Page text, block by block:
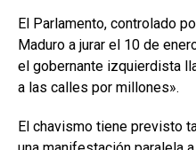
El Parlamento, controlado
Maduro a jurar el 10 de
el gobernante izquierdista
a las calles por millones».
El chavismo tiene previsto